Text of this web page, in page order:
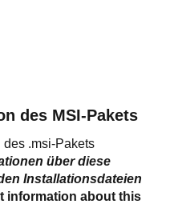
des MSI-Pakets
.msi-Pakets
über diese
Installationsdateien
information about this